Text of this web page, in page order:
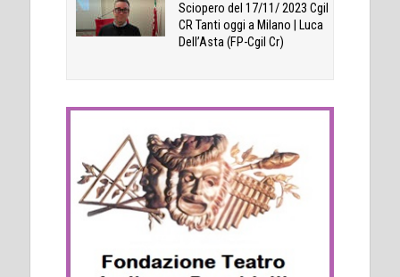
Sciopero del 17/11/ 2023 Cgil
CR Tanti oggi a Milano | Luca
Dell’Asta (FP-Cgil Cr)